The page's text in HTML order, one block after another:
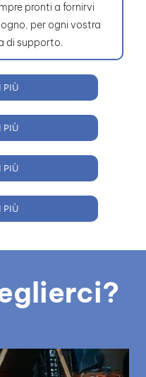
pronti a fornirvi
per ogni vostra
di supporto.
PIÙ
PIÙ
PIÙ
PIÙ